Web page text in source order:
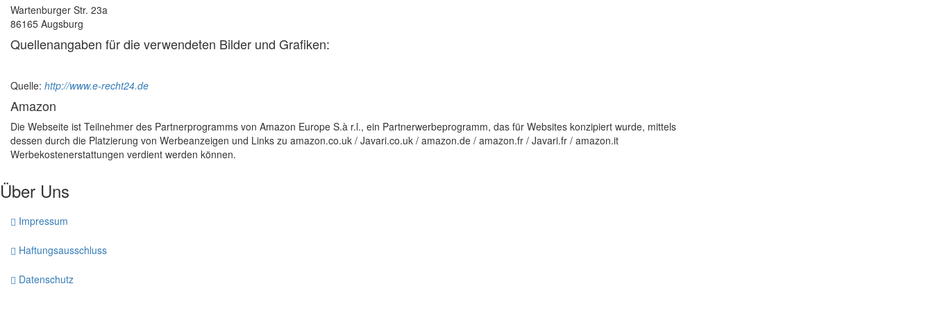
Wartenburger Str. 23a
86165 Augsburg
Quellenangaben für die verwendeten Bilder und Grafiken:
Quelle: http://www.e-recht24.de
Amazon
Die Webseite ist Teilnehmer des Partnerprogramms von Amazon Europe S.à r.l., ein Partnerwerbeprogramm, das für Websites konzipiert wurde, mittels
dessen durch die Platzierung von Werbeanzeigen und Links zu amazon.co.uk / Javari.co.uk / amazon.de / amazon.fr / Javari.fr / amazon.it
Werbekostenerstattungen verdient werden können.
Über Uns
Impressum
Haftungsausschluss
Datenschutz